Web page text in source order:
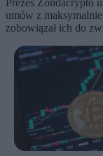
umów z
zobowiązał ich do